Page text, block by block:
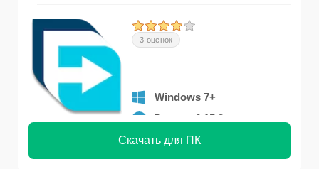
3 оценок
Windows 7+
Версия 6.15.3
Скачать для ПК